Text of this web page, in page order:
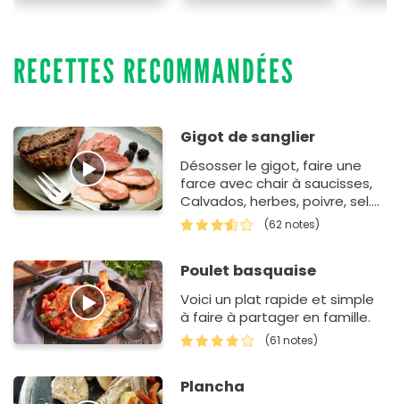
RECETTES RECOMMANDÉES
Gigot de sanglier
Désosser le gigot, faire une
farce avec chair à saucisses,
Calvados, herbes, poivre, sel.
Remplir le gigot avec la farce.
Ficeller, mettre au four.
(62 notes)
Poulet basquaise
Voici un plat rapide et simple
à faire à partager en famille.
(61 notes)
Plancha